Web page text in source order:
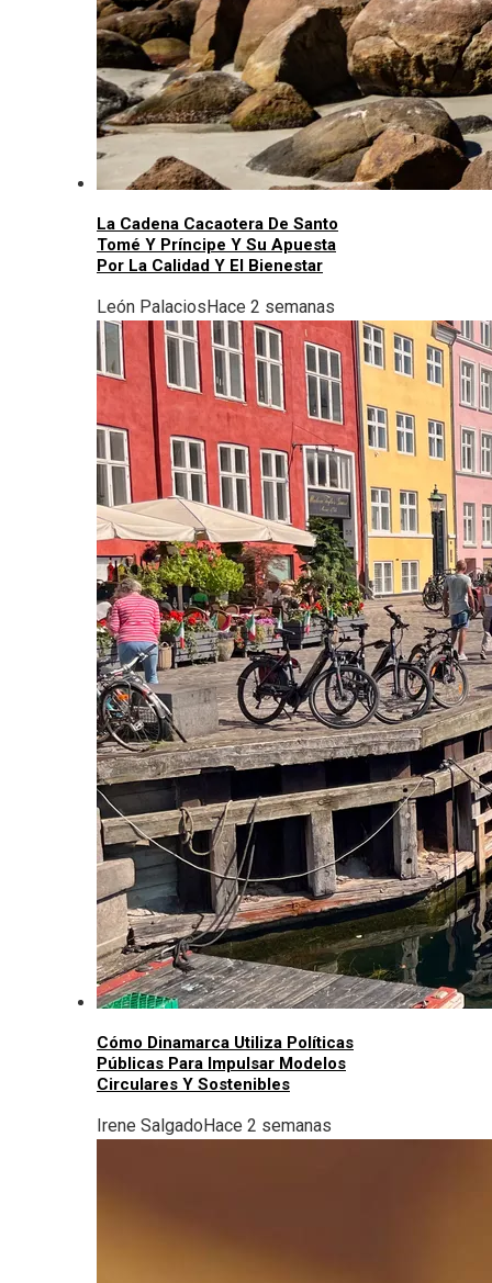
La Cadena Cacaotera De Santo
Tomé Y Príncipe Y Su Apuesta
Por La Calidad Y El Bienestar
León PalaciosHace 2 semanas
Cómo Dinamarca Utiliza Políticas
Públicas Para Impulsar Modelos
Circulares Y Sostenibles
Irene SalgadoHace 2 semanas